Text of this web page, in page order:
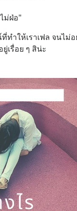
ม่ฝ่อ"
ำให้เราเฟล จนไม่อ
เรื่อย ๆ สิน่ะ